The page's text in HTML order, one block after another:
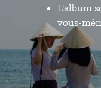
L'album
vous-